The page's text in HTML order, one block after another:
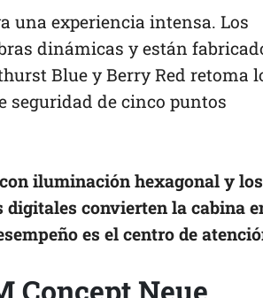
una experiencia intensa. Los
dinámicas y están
Blue y Berry Red retoma
seguridad de cinco puntos
iluminación hexagonal y los
convierten la cabina
es el centro de
Concept Neue